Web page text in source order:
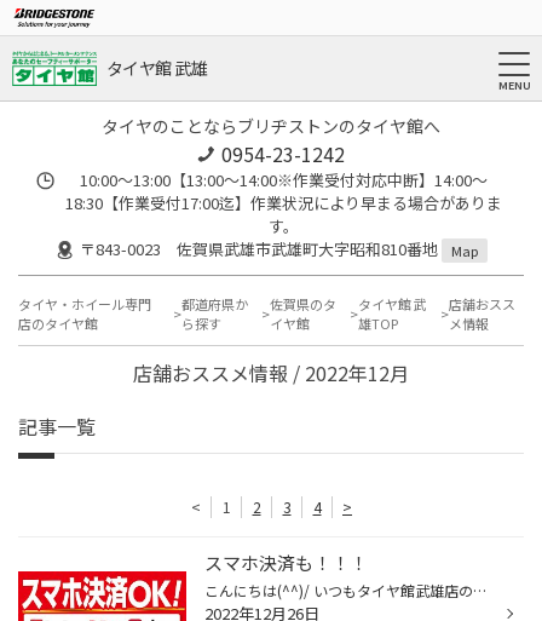
タイヤ館 武雄
タイヤのことならブリヂストンのタイヤ館へ
0954-23-1242
10:00～13:00【13:00～14:00※作業受付対応中断】14:00～
18:30【作業受付17:00迄】作業状況により早まる場合がありま
す。
〒843-0023 佐賀県武雄市武雄町大字昭和810番地
Map
タイヤ・ホイール専門
店のタイヤ館
都道府県か
ら探す
佐賀県のタ
イヤ館
タイヤ館 武
雄TOP
店舗おスス
メ情報
店舗おススメ情報 / 2022年12月
記事一覧
< 1 2 3 4 >
スマホ決済も！！！
こんにちは(^^)/ いつもタイヤ館武雄店のWEBをご覧いただき ありがとうございます。 今年もあと5日で終わっちゃいますね(>_<) タイヤ館武雄店では、お買い物の際、 ・現金払い、クレジットカード払いが利用可能でしたが、 新たにスマホ決済もできるようになりました‼︎ ★Pay Pay ★Rakuten Pay ★d払...
2022年12月26日